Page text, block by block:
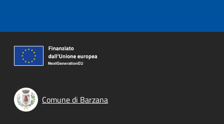
Comune di Barzana